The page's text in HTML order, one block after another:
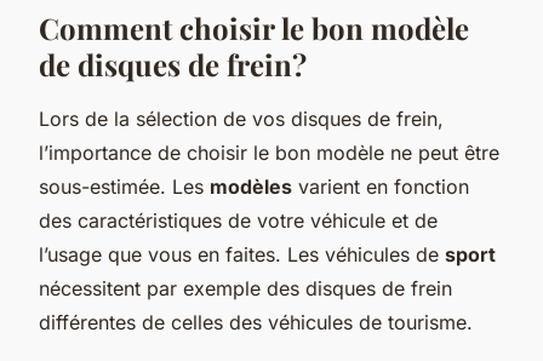
Comment choisir le bon modèle
de disques de frein?
Lors de la sélection de vos disques de frein,
l’importance de choisir le bon modèle ne peut être
sous-estimée. Les modèles varient en fonction
des caractéristiques de votre véhicule et de
l’usage que vous en faites. Les véhicules de sport
nécessitent par exemple des disques de frein
différentes de celles des véhicules de tourisme.